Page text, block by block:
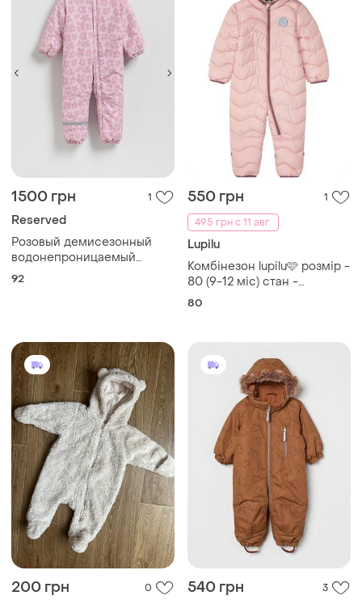
1500 грн 1
Reserved
Розовый демисезонный
водонепроницаемый
комбинезон для девочки
92
550 грн
1
495 грн с 11 авг.
Lupilu
Комбінезон lupilu🩷 розмір -
80 (9-12 міс) стан -
ідеальний
80
200 грн 0 540 грн
3